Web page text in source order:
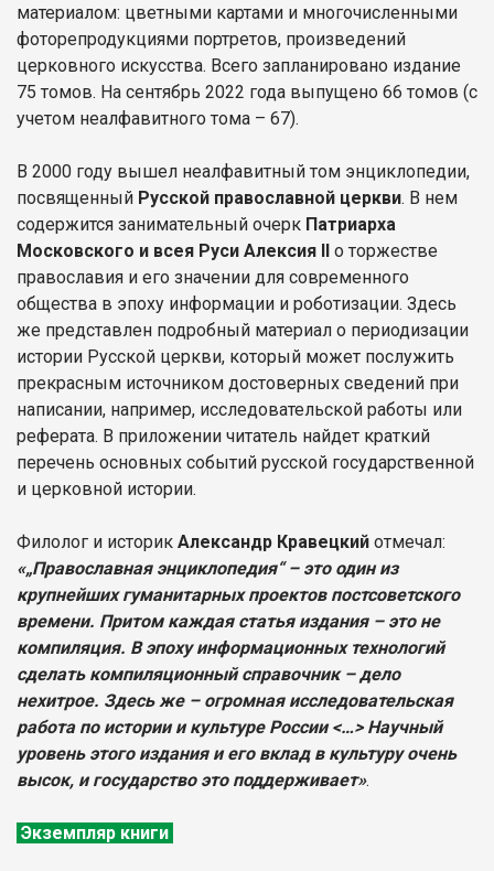
материалом: цветными картами и многочисленными
фоторепродукциями портретов, произведений
церковного искусства. Всего запланировано издание
75 томов. На сентябрь 2022 года выпущено 66 томов (с
учетом неалфавитного тома – 67).
В 2000 году вышел неалфавитный том энциклопедии,
посвященный Русской православной церкви. В нем
содержится занимательный очерк Патриарха
Московского и всея Руси Алексия II о торжестве
православия и его значении для современного
общества в эпоху информации и роботизации. Здесь
же представлен подробный материал о периодизации
истории Русской церкви, который может послужить
прекрасным источником достоверных сведений при
написании, например, исследовательской работы или
реферата. В приложении читатель найдет краткий
перечень основных событий русской государственной
и церковной истории.
Филолог и историк Александр Кравецкий отмечал:
«„Православная энциклопедия“ – это один из
крупнейших гуманитарных проектов постсоветского
времени. Притом каждая статья издания – это не
компиляция. В эпоху информационных технологий
сделать компиляционный справочник – дело
нехитрое. Здесь же – огромная исследовательская
работа по истории и культуре России <…> Научный
уровень этого издания и его вклад в культуру очень
высок, и государство это поддерживает».
Экземпляр книги